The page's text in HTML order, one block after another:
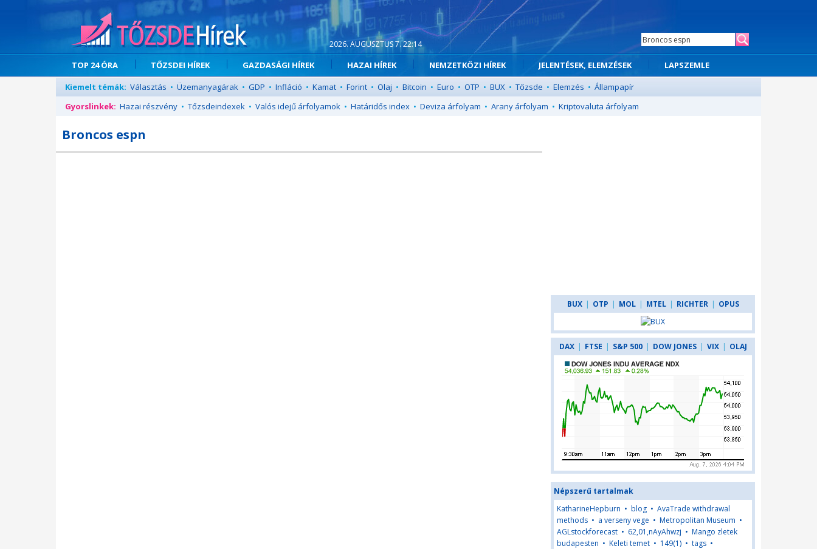
2026. AUGUSZTUS 7. 22:14
TOP 24 ÓRA TŐZSDEI HÍREK GAZDASÁGI HÍREK HAZAI HÍREK NEMZETKÖZI HÍREK JELENTÉSEK, ELEMZÉSEK
LAPSZEMLE
Kiemelt témák: Választás • Üzemanyagárak • GDP • Infláció • Kamat • Forint • Olaj • Bitcoin • Euro • OTP • BUX • Tőzsde • Elemzés • Állampapír
Gyorslinkek: Hazai részvény • Tőzsdeindexek • Valós idejű árfolyamok • Határidős index • Deviza árfolyam • Arany árfolyam • Kriptovaluta árfolyam
Broncos espn
BUX | OTP | MOL | MTEL | RICHTER | OPUS
DAX | FTSE | S&P 500 | DOW JONES | VIX | OLAJ
Népszerű tartalmak
KatharineHepburn • blog • AvaTrade withdrawal
methods • a verseny vege • Metropolitan Museum •
AGLstockforecast • 62,01,nAyAhwzj • Mango zletek
budapesten • Keleti temet • 149(1) • tags •